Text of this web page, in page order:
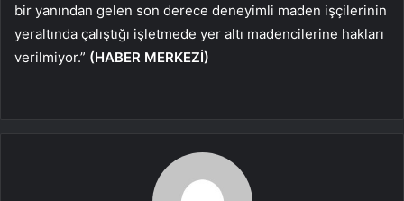
bir yanından gelen son derece deneyimli maden işçilerinin
yeraltında çalıştığı işletmede yer altı madencilerine hakları
verilmiyor.” (HABER MERKEZİ)